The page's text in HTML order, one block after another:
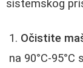
sistemskog
Očistite
na 90°C-95°C